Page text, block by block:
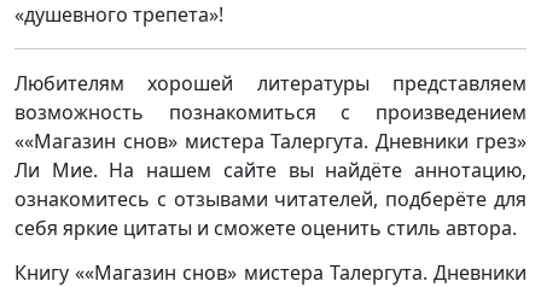
«душевного трепета»!
Любителям хорошей литературы представляем
возможность познакомиться с произведением
««Магазин снов» мистера Талергута. Дневники грез»
Ли Мие. На нашем сайте вы найдёте аннотацию,
ознакомитесь с отзывами читателей, подберёте для
себя яркие цитаты и сможете оценить стиль автора.
Книгу ««Магазин снов» мистера Талергута. Дневники